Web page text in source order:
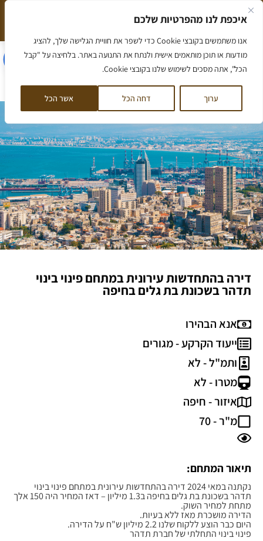
איכפת לנו מהפרטיות שלכם
אנו משתמשים בקובצי Cookie כדי לשפר את חוויית הגלישה שלך, להציג
מודעות או תוכן מותאמים אישית ולנתח את התנועה באתר. בלחיצה על "קבל
הכל", אתה מסכים לשימוש שלנו בקובצי Cookie.
ערוך דחה הכל אשר הכל
דילוג
לתוכן
המלצה חמה שווה יותר מאלף מילים
דף הבית/עסקאות/דירה בהתחדשות עירונית במתחם פינוי בינוי תדהר בשכונת בת גלים
דירה בהתחדשות עירונית במתחם פינוי בינוי
תדהר בשכונת בת גלים בחיפה
אנא הבהירו
ייעוד הקרקע -מגורים
ותמ"ל - לא
מטרו - לא
איזור -חיפה
מ"ר - 70
תיאור המתחם:
נקתנה במאי 2024 דירה בהתחדשות עירונית במתחם פינוי בינוי
תדהר בשכונת בת גלים בחיפה ב1.3 מיליון – דאז המחיר היה 150 אלך
מתחת למחיר השוק.
הדירה מושכרת מאז ללא בעיות.
היום כבר הוצע ללקוח שלנו 2.2 מיליון ש"ח על הדירה.
פינוי בינוי התחלתי של חברת תדהר